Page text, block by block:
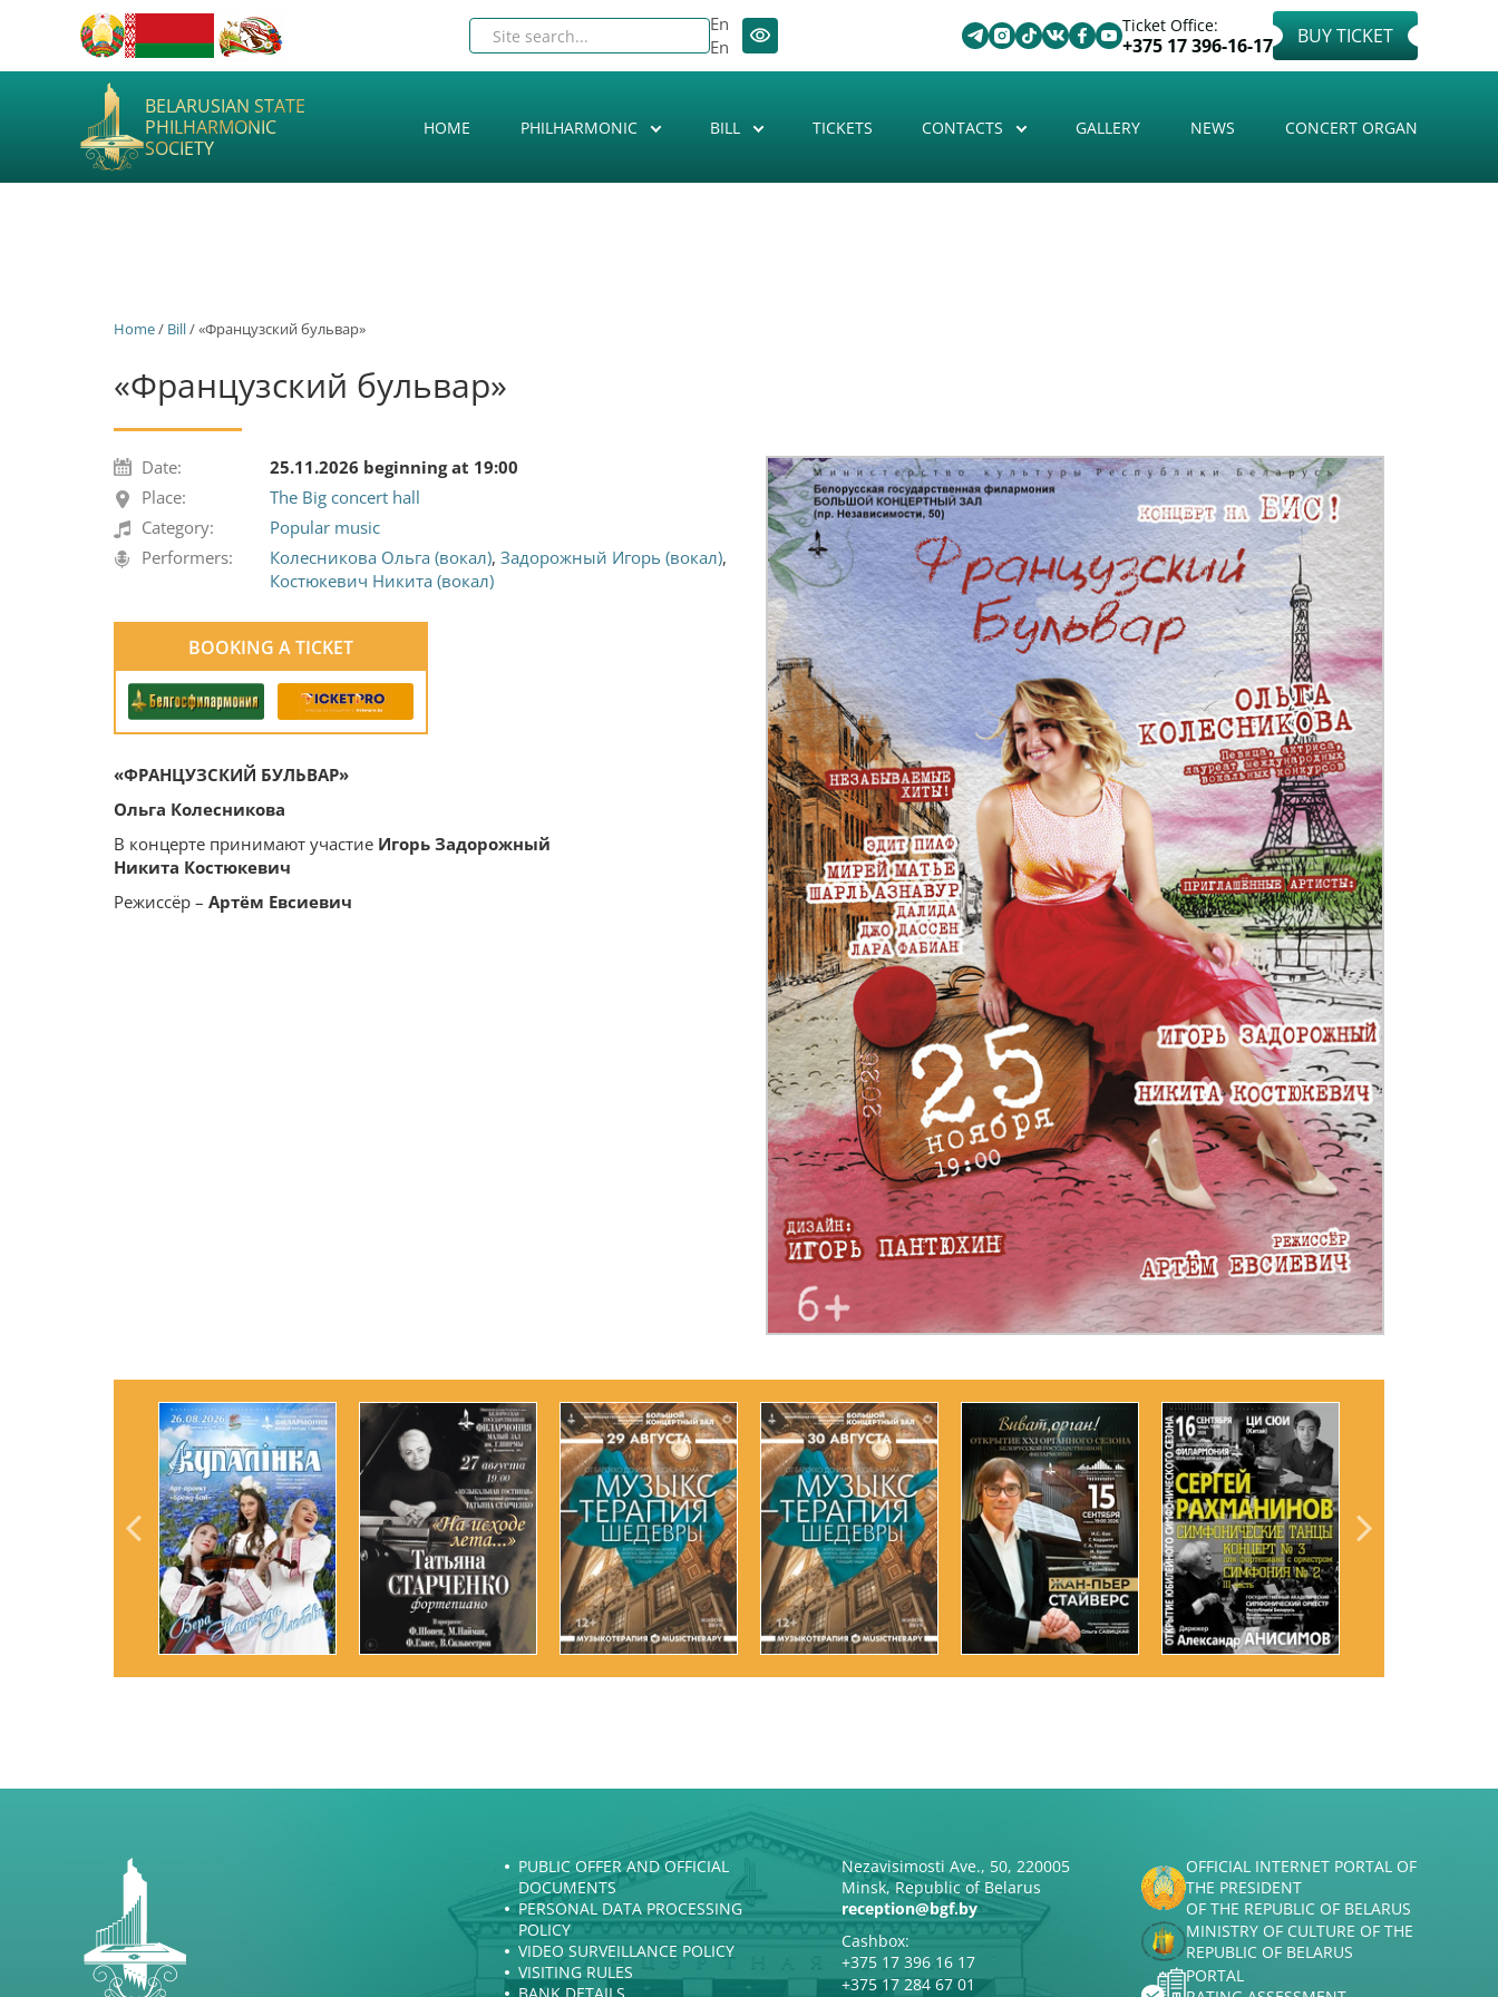
Ticket Office:
+375 17 396-16-17 BUY TICKET
En
En
BELARUSIAN STATE
PHILHARMONIC
SOCIETY
HOME PHILHARMONIC BILL TICKETS CONTACTS GALLERY NEWS CONCERT ORGAN
Home/ Bill/ «Французский бульвар»
«Французский бульвар»
Date:
25.11.2026 beginning at 19:00
Place:
The Big concert hall
Category:
Popular music
Performers:
Колесникова Ольга (вокал), Задорожный Игорь (вокал),
Костюкевич Никита (вокал)
BOOKING A TICKET
«ФРАНЦУЗСКИЙ БУЛЬВАР»
Ольга Колесникова
В концерте принимают участие Игорь Задорожный
Никита Костюкевич
Режиссёр – Артём Евсиевич
PUBLIC OFFER AND OFFICIAL
DOCUMENTS
PERSONAL DATA PROCESSING
POLICY
VIDEO SURVEILLANCE POLICY
VISITING RULES
Nezavisimosti Ave., 50, 220005
Minsk, Republic of Belarus
reception@bgf.by
Cashbox:
+375 17 396 16 17
+375 17 284 67 01
OFFICIAL INTERNET PORTAL OF
THE PRESIDENT
OF THE REPUBLIC OF BELARUS
MINISTRY OF CULTURE OF THE
REPUBLIC OF BELARUS
PORTAL